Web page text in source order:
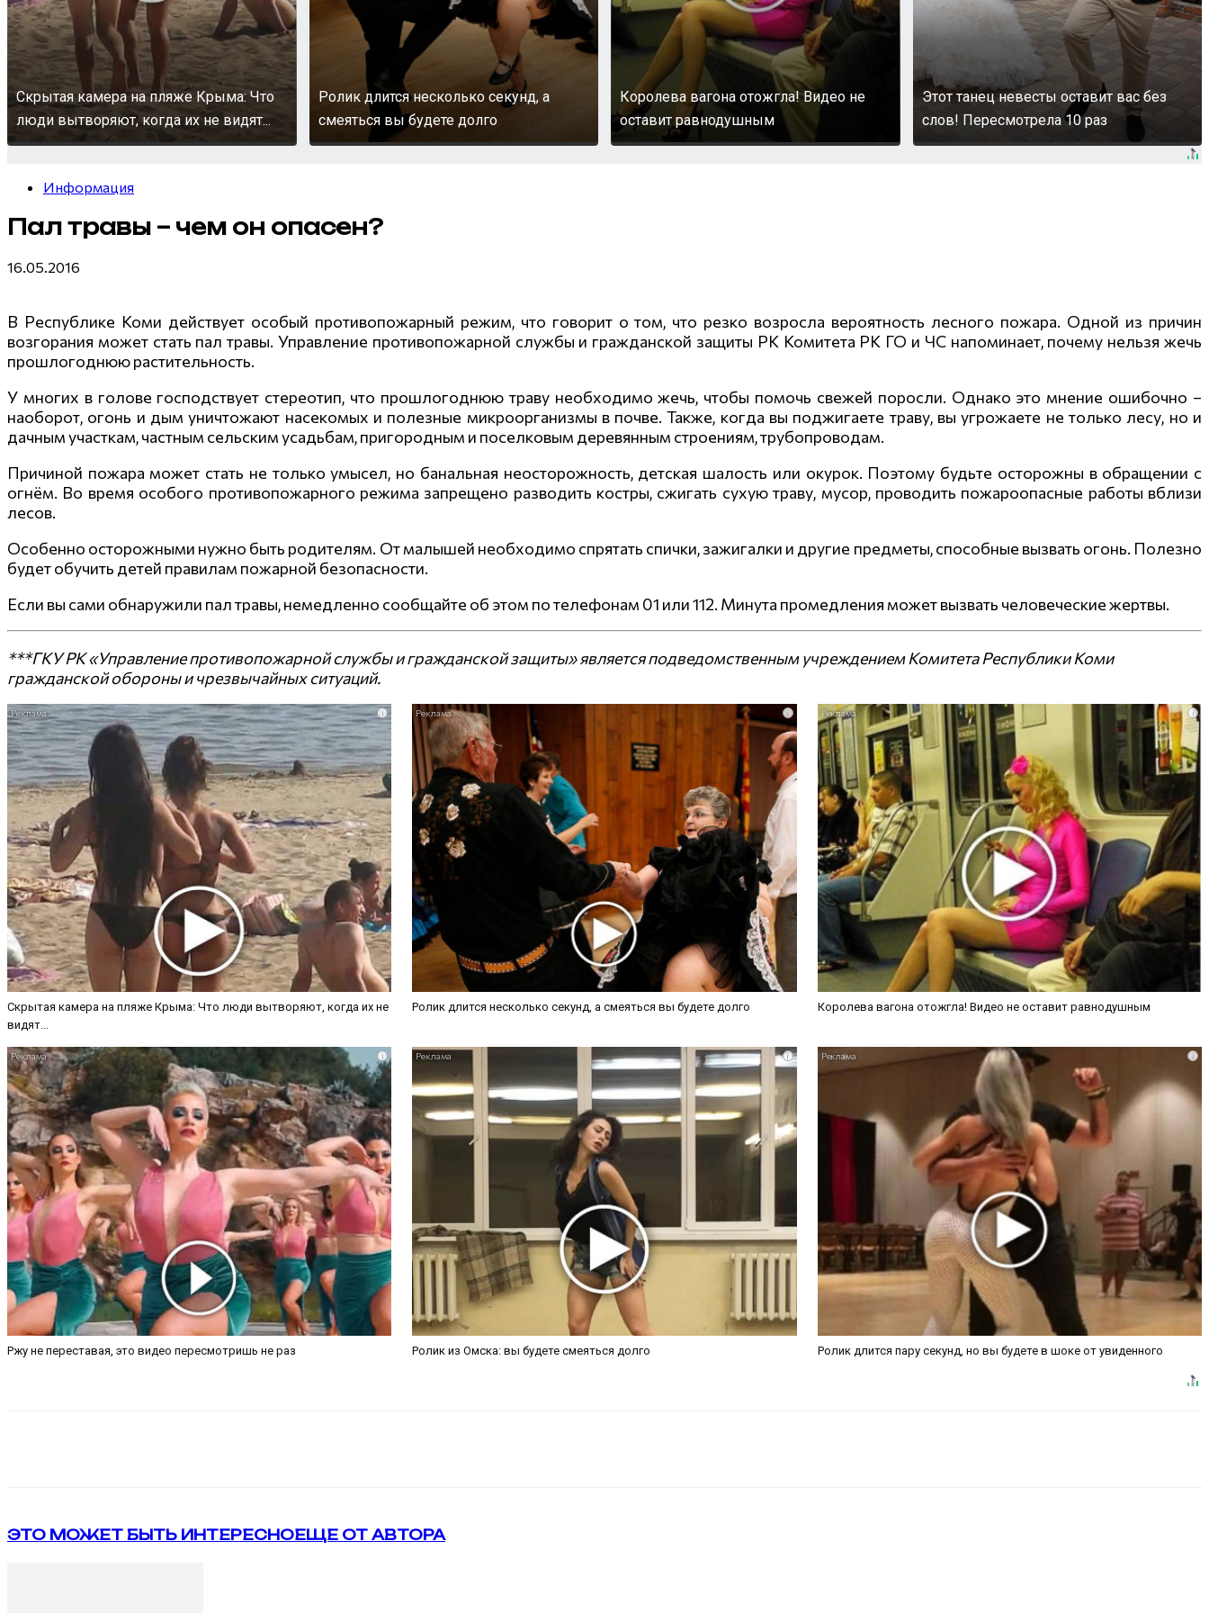
Скрытая камера на пляже Крыма: Что
люди вытворяют, когда их не видят...
Ролик длится несколько секунд, а
смеяться вы будете долго
Королева вагона отожгла! Видео не
оставит равнодушным
Этот танец невесты оставит вас без
слов! Пересмотрела 10 раз
Информация
Пал травы – чем он опасен?
16.05.2016
В Республике Коми действует особый противопожарный режим, что говорит о том, что резко возросла вероятность лесного пожара. Одной из причин
возгорания может стать пал травы. Управление противопожарной службы и гражданской защиты РК Комитета РК ГО и ЧС напоминает, почему нельзя жечь
прошлогоднюю растительность.
У многих в голове господствует стереотип, что прошлогоднюю траву необходимо жечь, чтобы помочь свежей поросли. Однако это мнение ошибочно –
наоборот, огонь и дым уничтожают насекомых и полезные микроорганизмы в почве. Также, когда вы поджигаете траву, вы угрожаете не только лесу, но и
дачным участкам, частным сельским усадьбам, пригородным и поселковым деревянным строениям, трубопроводам.
Причиной пожара может стать не только умысел, но банальная неосторожность, детская шалость или окурок. Поэтому будьте осторожны в обращении с
огнём. Во время особого противопожарного режима запрещено разводить костры, сжигать сухую траву, мусор, проводить пожароопасные работы вблизи
лесов.
Особенно осторожными нужно быть родителям. От малышей необходимо спрятать спички, зажигалки и другие предметы, способные вызвать огонь. Полезно
будет обучить детей правилам пожарной безопасности.
Если вы сами обнаружили пал травы, немедленно сообщайте об этом по телефонам 01 или 112. Минута промедления может вызвать человеческие жертвы.
***ГКУ РК «Управление противопожарной службы и гражданской защиты» является подведомственным учреждением Комитета Республики Коми
гражданской обороны и чрезвычайных ситуаций.
i
Скрытая камера на пляже Крыма: Что люди вытворяют, когда их не
видят...
i
Ролик длится несколько секунд, а смеяться вы будете долго
i
Королева вагона отожгла! Видео не оставит равнодушным
i
Ржу не переставая, это видео пересмотришь не раз
i
Ролик из Омска: вы будете смеяться долго
i
Ролик длится пару секунд, но вы будете в шоке от увиденного
ЭТО МОЖЕТ БЫТЬ ИНТЕРЕСНОЕЩЕ ОТ АВТОРА